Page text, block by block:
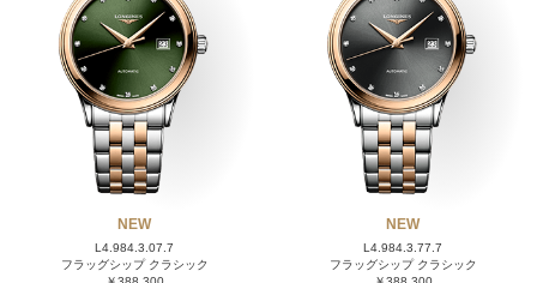
NEW
L4.984.3.07.7
フラッグシップ クラシック
NEW
L4.984.3.77.7
フラッグシップ クラシック